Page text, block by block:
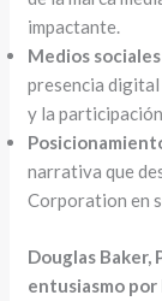
impactante.
Medios
presencia
y la
narrativa que
Corporation en
Douglas Baker,
entusiasmo